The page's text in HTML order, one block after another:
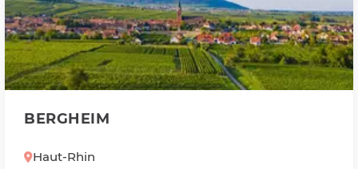
BERGHEIM
Haut-Rhin